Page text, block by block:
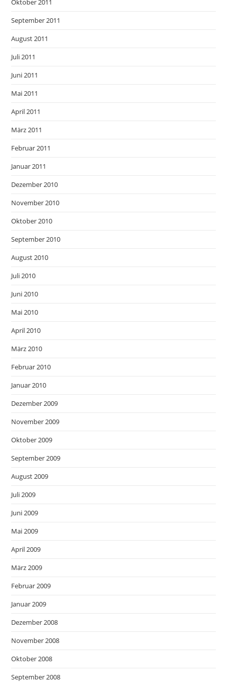
Oktober 2011
September 2011
August 2011
Juli 2011
Juni 2011
Mai 2011
April 2011
März 2011
Februar 2011
Januar 2011
Dezember 2010
November 2010
Oktober 2010
September 2010
August 2010
Juli 2010
Juni 2010
Mai 2010
April 2010
März 2010
Februar 2010
Januar 2010
Dezember 2009
November 2009
Oktober 2009
September 2009
August 2009
Juli 2009
Juni 2009
Mai 2009
April 2009
März 2009
Februar 2009
Januar 2009
Dezember 2008
November 2008
Oktober 2008
September 2008